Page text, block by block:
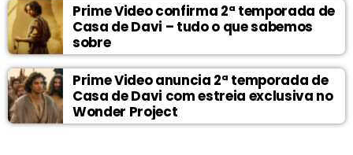
Prime Video confirma 2ª temporada de
Casa de Davi – tudo o que sabemos
sobre
Prime Video anuncia 2ª temporada de
Casa de Davi com estreia exclusiva no
Wonder Project